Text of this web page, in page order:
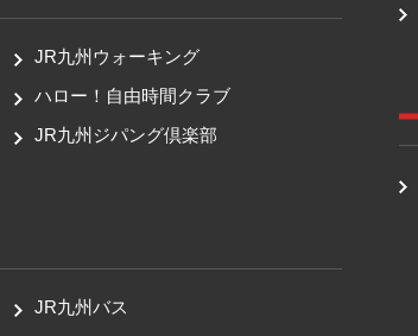
JR九州ウォーキング
ハロー！自由時間クラブ
JR九州ジパング倶楽部
JR九州バス